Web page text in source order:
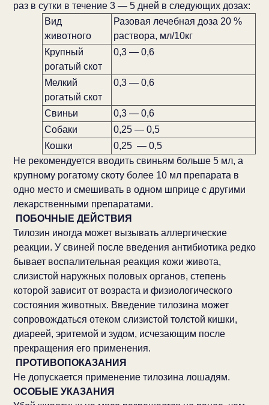
раз в сутки в течение 3 — 5 дней в следующих дозах:
Вид
животного
Разовая лечебная доза 20 %
раствора, мл/10кг
Крупный
рогатый скот
0,3 — 0,6
Мелкий
рогатый скот
0,3 — 0,6
Свиньи
0,3 — 0,6
Собаки
0,25 — 0,5
Кошки
0,25 — 0,5
Не рекомендуется вводить свиньям больше 5 мл, а
крупному рогатому скоту более 10 мл препарата в
одно место и смешивать в одном шприце с другими
лекарственными препаратами.
ПОБОЧНЫЕ ДЕЙСТВИЯ
Тилозин иногда может вызывать аллергические
реакции. У свиней после введения антибиотика редко
бывает воспалительная реакция кожи живота,
слизистой наружных половых органов, степень
которой зависит от возраста и физиологического
состояния животных. Введение тилозина может
сопровождаться отеком слизистой толстой кишки,
диареей, эритемой и зудом, исчезающим после
прекращения его применения.
ПРОТИВОПОКАЗАНИЯ
Не допускается применение тилозина лошадям.
ОСОБЫЕ УКАЗАНИЯ